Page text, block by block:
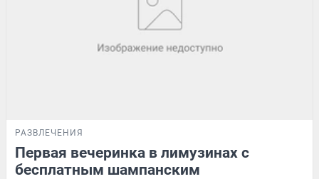
РАЗВЛЕЧЕНИЯ
Первая вечеринка в лимузинах с
бесплатным шампанским